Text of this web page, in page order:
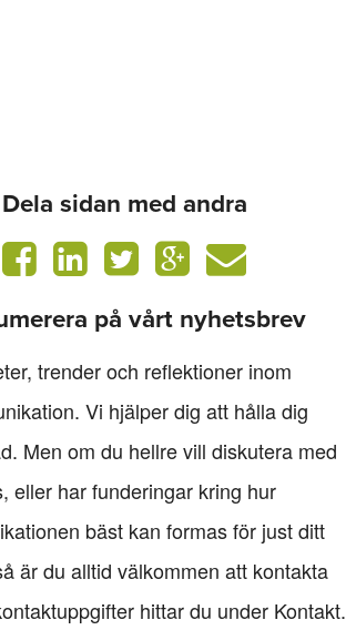
Dela sidan med andra
på vårt nyhetsbrev
trender och reflektioner inom
Vi hjälper dig att hålla dig
Men om du hellre vill diskutera med
eller har funderingar kring hur
bäst kan formas för just ditt
är du alltid välkommen att kontakta
hittar du under Kontakt.